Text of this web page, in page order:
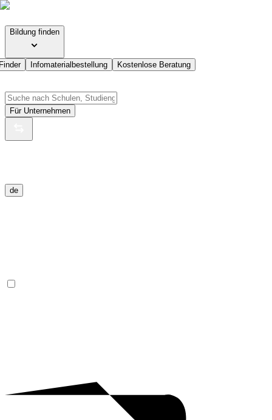
Bildung finden
Infomaterialbestellung Kostenlose Beratung
Für Unternehmen
de